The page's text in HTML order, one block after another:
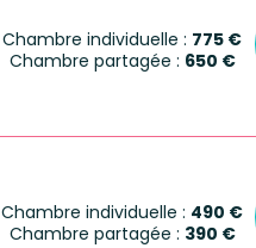
Chambre individuelle : 775 €
Chambre partagée : 650 €
Chambre individuelle : 490 €
Chambre partagée : 390 €